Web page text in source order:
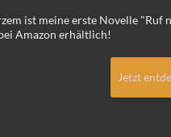
ist meine erste Novelle "Ruf
Amazon erhältlich!
Jetzt